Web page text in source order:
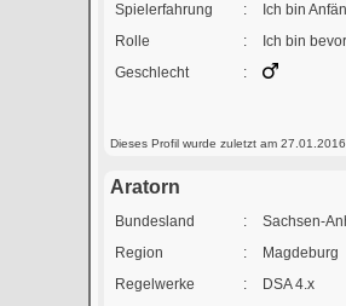
Spielerfahrung
:
Ich bin
Rolle
:
Ich bin
Geschlecht
:
Dieses Profil wurde zuletzt am
Aratorn
Bundesland :
Sachsen-
Region
:
Magdeburg
Regelwerke
:
DSA 4.x